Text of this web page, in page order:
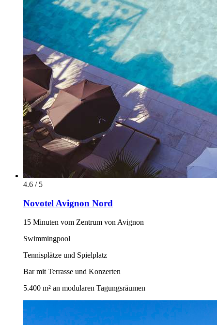
4.6 / 5
Novotel Avignon Nord
15 Minuten vom Zentrum von Avignon
Swimmingpool
Tennisplätze und Spielplatz
Bar mit Terrasse und Konzerten
5.400 m² an modularen Tagungsräumen